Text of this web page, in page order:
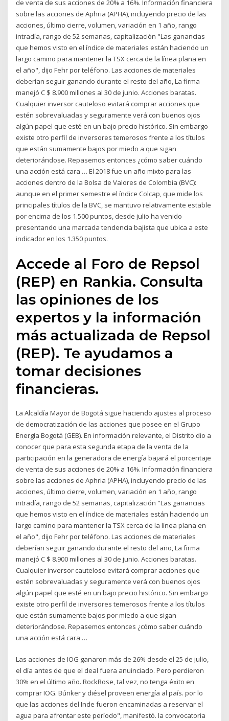
de venta de sus acciones de 20% a 16%. Información financiera
sobre las acciones de Aphria (APHA), incluyendo precio de las
acciones, último cierre, volumen, variación en 1 año, rango
intradía, rango de 52 semanas, capitalización "Las ganancias
que hemos visto en el índice de materiales están haciendo un
largo camino para mantener la TSX cerca de la línea plana en
el año", dijo Fehr por teléfono. Las acciones de materiales
deberían seguir ganando durante el resto del año, La firma
manejó C $ 8.900 millones al 30 de junio. Acciones baratas.
Cualquier inversor cauteloso evitará comprar acciones que
estén sobrevaluadas y seguramente verá con buenos ojos
algún papel que esté en un bajo precio histórico. Sin embargo
existe otro perfil de inversores temerosos frente a los títulos
que están sumamente bajos por miedo a que sigan
deteriorándose. Repasemos entonces ¿cómo saber cuándo
una acción está cara … El 2018 fue un año mixto para las
acciones dentro de la Bolsa de Valores de Colombia (BVC):
aunque en el primer semestre el índice Colcap, que mide los
principales títulos de la BVC, se mantuvo relativamente estable
por encima de los 1.500 puntos, desde julio ha venido
presentando una marcada tendencia bajista que ubica a este
indicador en los 1.350 puntos.
Accede al Foro de Repsol
(REP) en Rankia. Consulta
las opiniones de los
expertos y la información
más actualizada de Repsol
(REP). Te ayudamos a
tomar decisiones
financieras.
La Alcaldía Mayor de Bogotá sigue haciendo ajustes al proceso
de democratización de las acciones que posee en el Grupo
Energía Bogotá (GEB). En información relevante, el Distrito dio a
conocer que para esta segunda etapa de la venta de la
participación en la generadora de energía bajará el porcentaje
de venta de sus acciones de 20% a 16%. Información financiera
sobre las acciones de Aphria (APHA), incluyendo precio de las
acciones, último cierre, volumen, variación en 1 año, rango
intradía, rango de 52 semanas, capitalización "Las ganancias
que hemos visto en el índice de materiales están haciendo un
largo camino para mantener la TSX cerca de la línea plana en
el año", dijo Fehr por teléfono. Las acciones de materiales
deberían seguir ganando durante el resto del año, La firma
manejó C $ 8.900 millones al 30 de junio. Acciones baratas.
Cualquier inversor cauteloso evitará comprar acciones que
estén sobrevaluadas y seguramente verá con buenos ojos
algún papel que esté en un bajo precio histórico. Sin embargo
existe otro perfil de inversores temerosos frente a los títulos
que están sumamente bajos por miedo a que sigan
deteriorándose. Repasemos entonces ¿cómo saber cuándo
una acción está cara …
Las acciones de IOG ganaron más de 26% desde el 25 de julio,
el día antes de que el deal fuera anuinciado. Pero perdieron
30% en el último año. RockRose, tal vez, no tenga éxito en
comprar IOG. Búnker y diésel proveen energía al país. por lo
que las acciones del Inde fueron encaminadas a reservar el
agua para afrontar este período", manifestó. la convocatoria